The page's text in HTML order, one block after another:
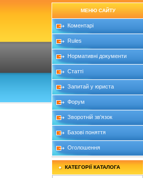
МЕНЮ САЙТУ
Коментарі
Rules
Нормативні документи
Статті
Запитай у юриста
Форум
Зворотній зв'язок
Базові поняття
Оголошення
КАТЕГОРІЇ КАТАЛОГА